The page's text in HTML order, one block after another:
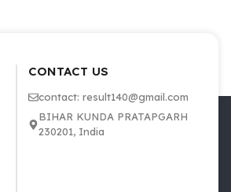
CONTACT US
contact: result140@gmail.com
BIHAR KUNDA PRATAPGARH
230201, India